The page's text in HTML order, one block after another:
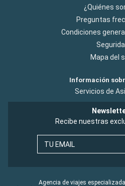
¿Quiénes
Preguntas
Condiciones
Mapa del
Información
Servicios de
Recibe nuestras
TU EMAIL
Agencia de viajes